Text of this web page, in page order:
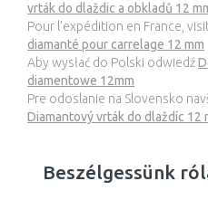
vrták do dlaždic a obkladů 12
Pour l’expédition en France,
diamanté pour carrelage 12 mm
Aby wysłać do Polski odwiedź
diamentowe 12mm
Pre odoslanie na Slovensko
Diamantový vrták do dlaždíc 12
Beszélgessünk